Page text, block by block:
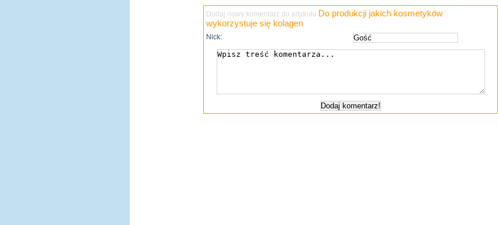
Dodaj nowy komentarz do artykułu Do produkcji jakich kosmetyków
wykorzystuje się kolagen
Nick: